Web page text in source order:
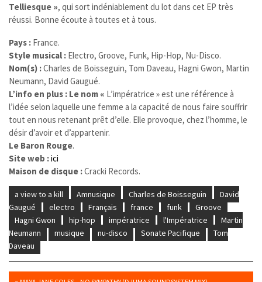
Telliesque », qui sort indéniablement du lot dans cet EP très
réussi. Bonne écoute à toutes et à tous.
Pays : France.
Style musical : Electro, Groove, Funk, Hip-Hop, Nu-Disco.
Nom(s) :Charles de Boisseguin, Tom Daveau, Hagni Gwon, Martin
Neumann, David Gaugué.
L’info en plus : Le nom « L’impératrice » est une référence à
l’idée selon laquelle une femme a la capacité de nous faire souffrir
tout en nous retenant prêt d’elle. Elle provoque, chez l’homme, le
désir d’avoir et d’appartenir.
Le Baron Rouge.
Site web :ici
Maison de disque :Cracki Records.
a view to a kill Amnusique Charles de Boisseguin
David
Gaugué
electro Français france funk
Groove
Hagni Gwon
hip-hop impératrice l'Impératrice
Martin
Neumann
musique nu-disco Sonate Pacifique
Tom
Daveau